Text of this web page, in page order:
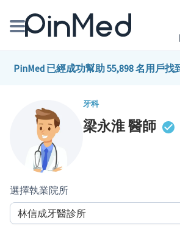
線上預約醫師、院所
健康主題館
PinMed 已經成功幫助 55,898 名用戶找
牙科
梁永淮醫師
選擇執業院所